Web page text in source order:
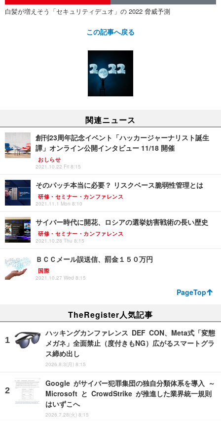
白髪が増えそう「セキュリティデュオ」の 2022 脅威予測
この記事へ戻る
関連ニュース
創刊23周年記念イベント「ハッカージャーナリスト誕生
譚」オンライン公開インタビュー 11/18 開催
おしらせ
2021.10.22 Fri 8:15
そのパッチ本当に必要？ リスクベース脆弱性管理とは
研修・セミナー・カンファレンス
2021.11.1 Mon 8:10
サイバー時代に開花、ロシアの選挙妨害戦術の長い歴史
研修・セミナー・カンファレンス
2021.10.28 Thu 8:15
ＢＣＣメール誤送信、罰金１５０万円
国際
2021.10.27 Wed 8:15
PageTop
TheRegister人気記事
ハッキングカンファレンス DEF CON、Meta式「変態
メガネ」全面禁止（度付きもNG）広がるスマートグラ
ス締め出し
2026.8.3(月) 8:15
Google がサイバー犯罪集団の独自分類体系を導入 ～
Microsoft と CrowdStrike が推進した業界統一規則
はいずこへ
2026.7.28(火) 8:15